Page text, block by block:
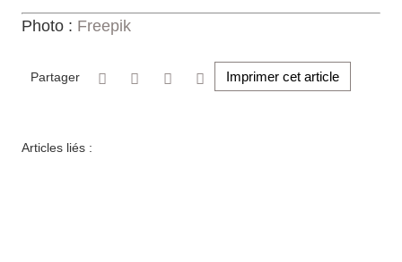
Photo : Freepik
Partager Imprimer cet article
Articles liés :